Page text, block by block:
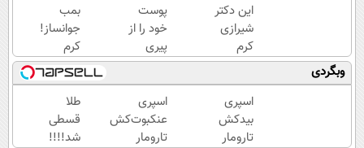
این دکتر
شیرازی
کرم
ترمیم
زخم
ایرانی را
ساخت!!!
پوست
خود را از
پیری
نجات
دهید!با
کرم
ضدچروک
جلبک
بمب
جوانساز!
کرم
بوتاکس
جلبک
اسپیرولینا50%تخفیف
وبگردی
اسپری
بیدکش
تارومار
اسپری
عنکبوت‌‌کش
تارومار
طلا
قسطی
شد!!!!